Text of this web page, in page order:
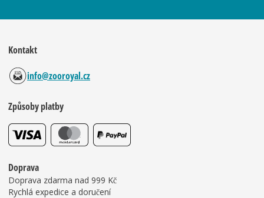
Kontakt
info@zooroyal.cz
Způsoby platby
Doprava
Doprava zdarma nad 999 Kč
Rychlá expedice a doručení